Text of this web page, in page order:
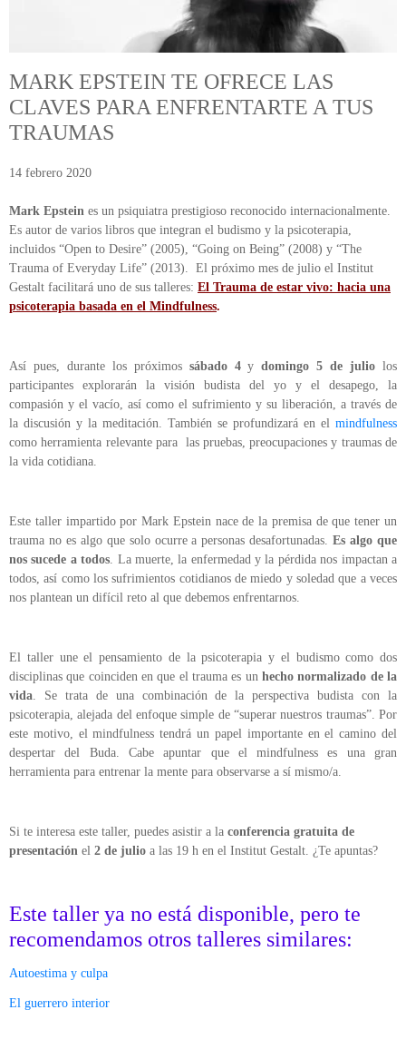
ÁREA DE CORPORAL
ÁREA DE PEDAGOGÍA SISTÉMICA
MARK EPSTEIN TE OFRECE LAS
CLAVES PARA ENFRENTARTE A TUS
TRAUMAS
14 febrero 2020
Mark Epstein es un psiquiatra prestigioso reconocido internacionalmente.
Es autor de varios libros que integran el budismo y la psicoterapia,
incluidos “Open to Desire” (2005), “Going on Being” (2008) y “The
Trauma of Everyday Life” (2013). El próximo mes de julio el Institut
Gestalt facilitará uno de sus talleres: El Trauma de estar vivo: hacia una
psicoterapia basada en el Mindfulness.
Así pues, durante los próximos sábado 4ydomingo 5 de juliolos
participantes explorarán la visión budista del yo y el desapego, la
compasión y el vacío, así como el sufrimiento y su liberación, a través de
la discusión y la meditación. También se profundizará en el mindfulness
como herramienta relevante para las pruebas, preocupaciones y traumas de
la vida cotidiana.
Este taller impartido por Mark Epstein nace de la premisa de que tener un
trauma no es algo que solo ocurre a personas desafortunadas.Es algo que
nos sucede a todos . La muerte, la enfermedad y la pérdida nos impactan a
todos, así como los sufrimientos cotidianos de miedo y soledad que a veces
nos plantean un difícil reto al que debemos enfrentarnos.
El taller une el pensamiento de la psicoterapia y el budismo como dos
disciplinas que coinciden en que el trauma es un hecho normalizado de la
vida . Se trata de una combinación de la perspectiva budista con la
psicoterapia, alejada del enfoque simple de “superar nuestros traumas”. Por
este motivo, el mindfulness tendrá un papel importante en el camino del
despertar del Buda. Cabe apuntar que el mindfulness es una gran
herramienta para entrenar la mente para observarse a sí mismo/a.
Si te interesa este taller, puedes asistir a la conferencia gratuita de
presentación el 2 de julio a las 19 h en el Institut Gestalt. ¿Te apuntas?
Este taller ya no está disponible, pero te
recomendamos otros talleres similares:
Autoestima y culpa
El guerrero interior